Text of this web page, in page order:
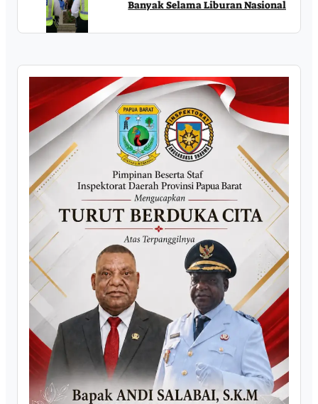
Banyak Selama Liburan Nasional